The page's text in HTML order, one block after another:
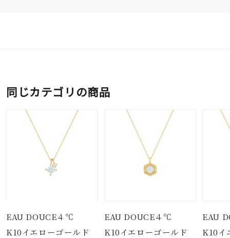
同じカテゴリの商品
EAU DOUCE４℃
K10イエローゴールド
EAU DOUCE４℃
K10イエローゴールド
EAU
K10イ